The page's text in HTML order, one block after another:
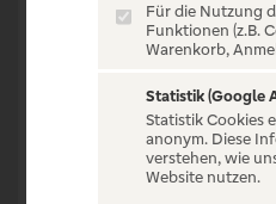
Für die Nutzung
Funktionen (z.B.
Warenkorb,
Statistik (Google
Statistik Cookies
anonym. Diese
verstehen, wie
Website nutzen.